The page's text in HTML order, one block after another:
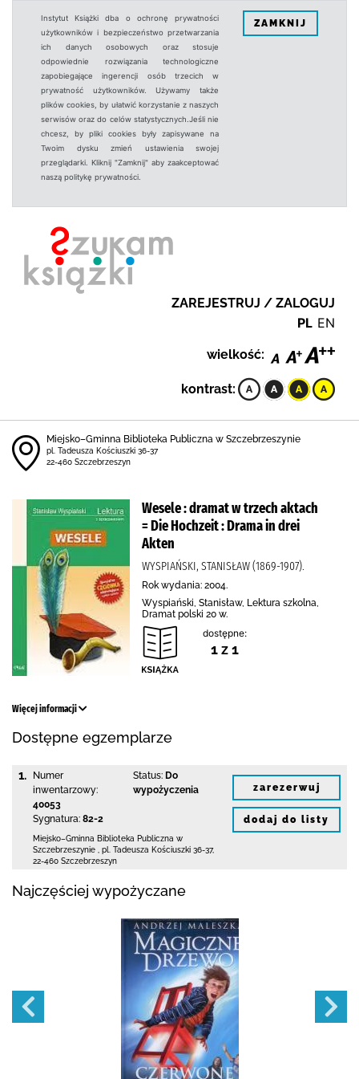
Instytut Książki dba o ochronę prywatności
użytkowników i bezpieczeństwo przetwarzania
ich danych osobowych oraz stosuje
odpowiednie rozwiązania technologiczne
zapobiegające ingerencji osób trzecich w
prywatność użytkowników. Używamy także
plików cookies, by ułatwić korzystanie z naszych
serwisów oraz do celów statystycznych.Jeśli nie
chcesz, by pliki cookies były zapisywane na
Twoim dysku zmień ustawienia swojej
przeglądarki. Kliknij "Zamknij" aby zaakceptować
naszą politykę prywatności.
ZAMKNIJ
ZAREJESTRUJ / ZALOGUJ
PL EN
wielkość:
kontrast:
Miejsko–Gminna Biblioteka Publiczna w Szczebrzeszynie
pl. Tadeusza Kościuszki 36-37
22-460 Szczebrzeszyn
Wesele : dramat w trzech aktach
= Die Hochzeit : Drama in drei
Akten
WYSPIAŃSKI, STANISŁAW (1869-1907).
Rok wydania: 2004.
Wyspiański, Stanisław, Lektura szkolna,
Dramat polski 20 w.
dostępne:
1 z 1
Więcej informacji
Dostępne egzemplarze
1.
Numer
inwentarzowy:
40053
Sygnatura: 82-2
Status: Do
wypożyczenia
Miejsko–Gminna Biblioteka Publiczna w
Szczebrzeszynie
pl. Tadeusza Kościuszki 36-37,
22-460 Szczebrzeszyn
zarezerwuj
dodaj do listy
Najczęściej wypożyczane